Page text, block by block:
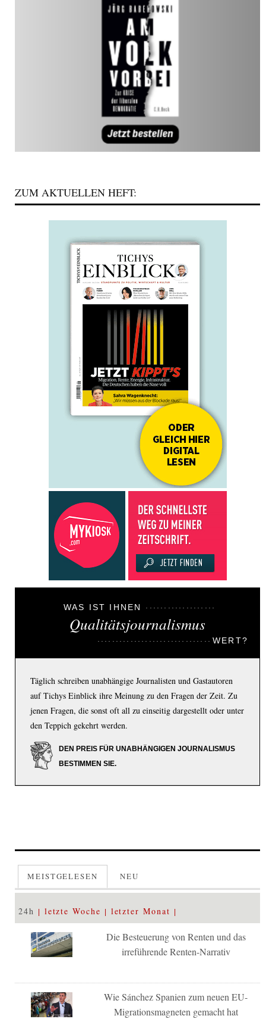
ZUM AKTUELLEN HEFT:
WAS IST IHNEN
Qualitätsjournalismus
WERT?
Täglich schreiben unabhängige Journalisten und Gastautoren
auf Tichys Einblick ihre Meinung zu den Fragen der Zeit. Zu
jenen Fragen, die sonst oft all zu einseitig dargestellt oder unter
den Teppich gekehrt werden.
DEN PREIS FÜR UNABHÄNGIGEN JOURNALISMUS
BESTIMMEN SIE.
MEISTGELESEN NEU
24h letzte Woche letzter Monat
Die Besteuerung von Renten und das
irreführende Renten-Narrativ
Wie Sánchez Spanien zum neuen EU-
Migrationsmagneten gemacht hat